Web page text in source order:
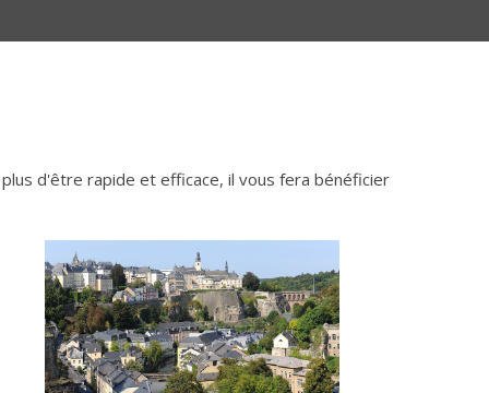
plus d'être rapide et efficace, il vous fera bénéficier